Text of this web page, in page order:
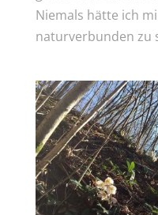
Niemals hätte ich
naturverbunden zu